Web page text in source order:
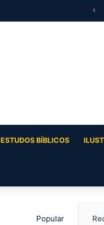
ESTUDOS BÍBLICOS
Popular